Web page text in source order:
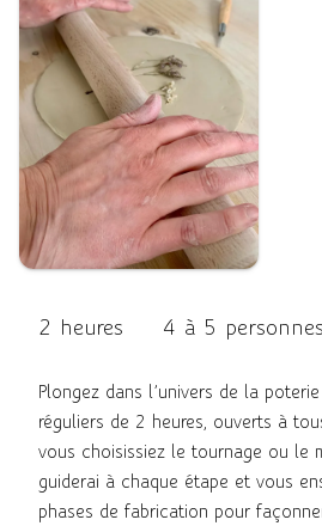
2 heures 4 à 5 personnes
Plongez dans l’univers de la
réguliers de 2 heures, ouverts à
vous choisissiez le tournage ou le
guiderai à chaque étape et vous
phases de fabrication pour